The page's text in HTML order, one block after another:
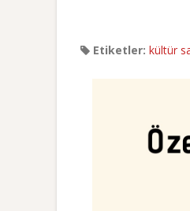
Etiketler: kültür